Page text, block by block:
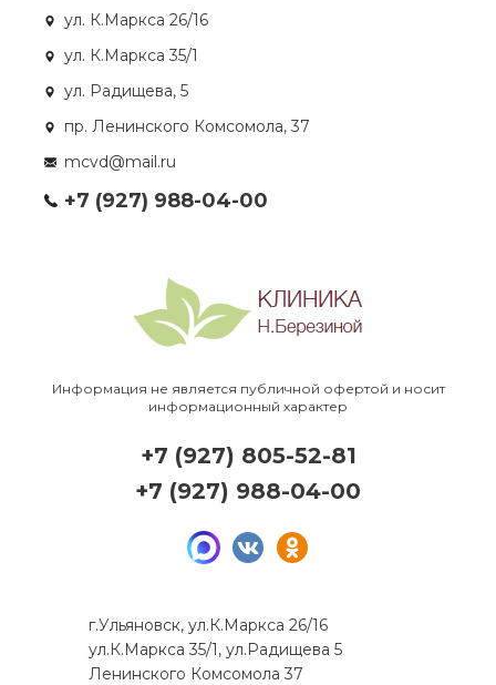
ул. К.Маркса 26/16
ул. К.Маркса 35/1
ул. Радищева, 5
пр. Ленинского Комсомола, 37
mcvd@mail.ru
+7 (927) 988-04-00
Информация не является публичной офертой и носит
информационный характер
г.Ульяновск, ул.К.Маркса 26/16
ул.К.Маркса 35/1, ул.Радищева 5
Ленинского Комсомола 37
+7 (927) 805-52-81
+7 (927) 988-04-00